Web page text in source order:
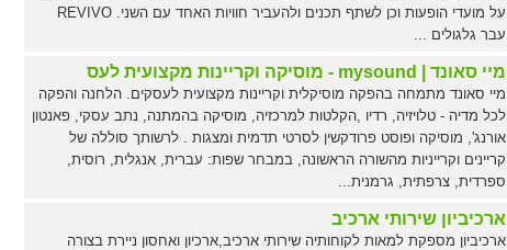
על מועדי הופעות וכן לשתף תכנים ולהעביר חוויות האחד עם השני. REVIVO
עבר גלגולים ...
מיי סאונד | mysound - מוסיקה וקריינות מקצועית לעס
מיי סאונד מתמחה בהפקה מוסיקלית וקריינות מקצועית לעסקים. הלחנה והפקה
לכל מדיה - טלויזיה, רדיו ,הקלטות למרכזיה, מוסיקה בהמתנה, נתב עסקי, פאנטון
אורנג', מוסיקה ופוסט פרודקשין לסרטי תדמית ומצגות . לרשותך סוללה של
קריינים וקרייניות מהשורה הראשונה, במבחר שפות: עברית, אנגלית, רוסית,
ספרדית, צרפתית, גרמנית...
ארכיביון שירותי ארכיב
ארכיביון מספקת למאות לקוחותיה שירותי ארכיב,ארכיון ואחסון ניירת בצורה